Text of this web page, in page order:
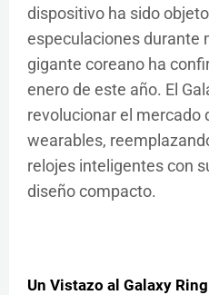
dispositivo ha sido
especulaciones durante
gigante coreano ha
enero de este año. El
revolucionar el mercado
wearables,
relojes inteligentes con
diseño compacto.
Un Vistazo al Galaxy Ring